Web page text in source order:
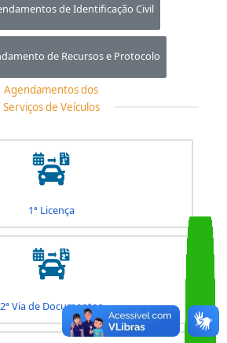
Agendamentos de Veículo
Agendamentos de Habilitação
Agendamento de Recursos e Protocolo
Agendamentos dos
Serviços de Veículos